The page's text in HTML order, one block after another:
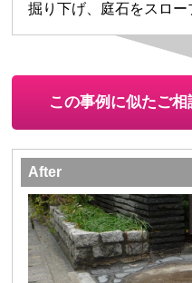
掘り下げ、庭石をスロー
この事例に似たご
After